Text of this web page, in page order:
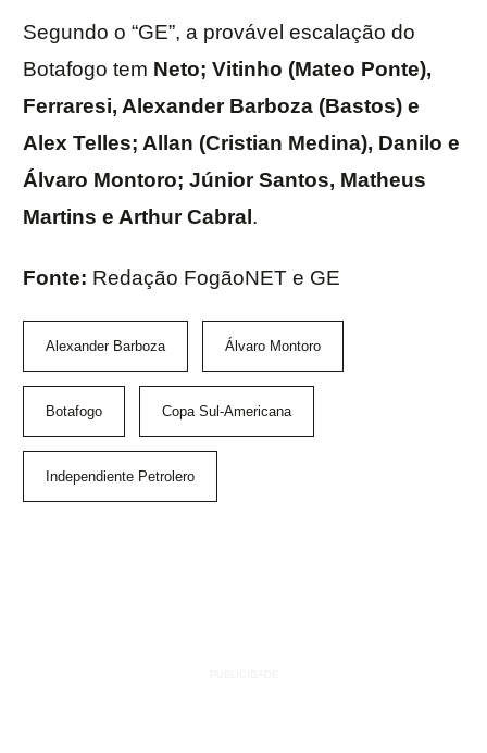
Segundo o “GE”, a provável escalação do
Botafogo tem Neto; Vitinho (Mateo Ponte),
Ferraresi, Alexander Barboza (Bastos) e
Alex Telles; Allan (Cristian Medina), Danilo e
Álvaro Montoro; Júnior Santos, Matheus
Martins e Arthur Cabral .
Fonte: Redação FogãoNET e GE
Alexander Barboza Álvaro Montoro
Botafogo Copa Sul-Americana
Independiente Petrolero